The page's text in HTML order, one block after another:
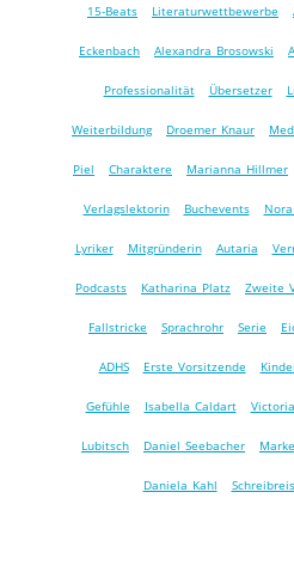
15-Beats Literaturwettbewerbe
Eckenbach Alexandra Brosowski
Professionalität Übersetzer
Weiterbildung Droemer Knaur
Piel Charaktere Marianna Hillmer
Verlagslektorin Buchevents
Lyriker Mitgründerin Autaria
Podcasts Katharina Platz Zweite
Fallstricke Sprachrohr Serie
ADHS Erste Vorsitzende
Gefühle Isabella Caldart
Lubitsch Daniel Seebacher
Daniela Kahl